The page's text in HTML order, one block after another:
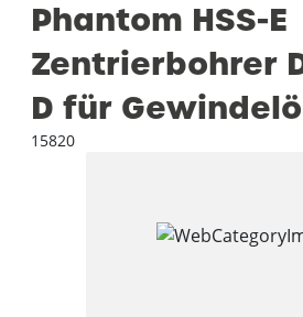
Phantom HSS-E
Zentrierbohrer
D für
15820